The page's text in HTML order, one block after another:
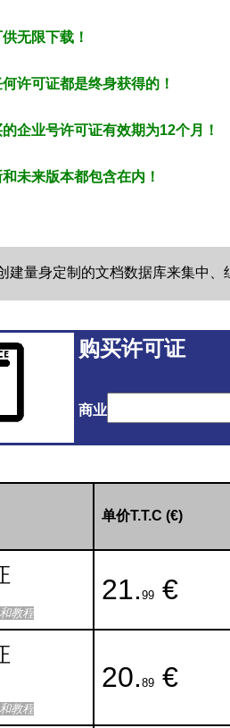
无限下载！
许可证都是终身获得的！
企业号许可证有效期为12个月！
未来版本都包含在内！
建量身定制的文档数据库来集中、
购买许可证
商业
单价T.T.C (€)
教程
21. 99 €
教程
20. 89 €